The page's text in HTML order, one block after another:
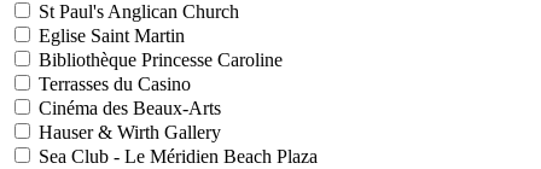
St Paul's Anglican Church
Eglise Saint Martin
Bibliothèque Princesse Caroline
Terrasses du Casino
Cinéma des Beaux-Arts
Hauser & Wirth Gallery
Sea Club - Le Méridien Beach Plaza